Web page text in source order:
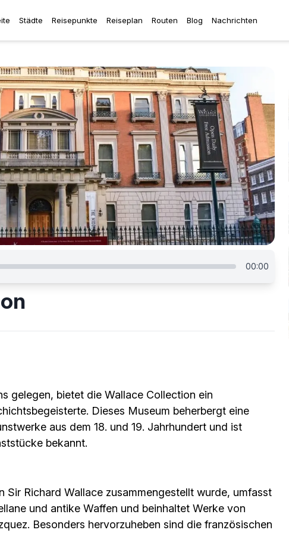
Städte Reisepunkte Reiseplan Routen Blog Nachrichten
00:00
gelegen, bietet die Wallace Collection ein
Dieses Museum beherbergt eine
aus dem 18. und 19. Jahrhundert und ist
bekannt.
Sir Richard Wallace zusammengestellt wurde, umfasst
und antike Waffen und beinhaltet Werke von
Besonders hervorzuheben sind die französischen